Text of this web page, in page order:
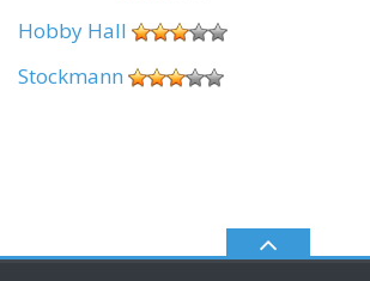
Hobby Hall
Stockmann